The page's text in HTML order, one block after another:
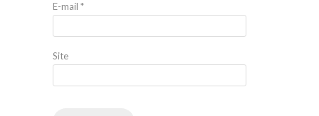
E-mail *
Site